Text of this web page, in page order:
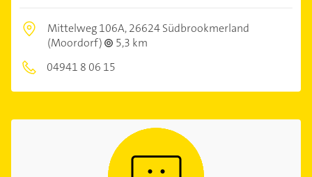
Mittelweg 106A,26624 Südbrookmerland
(Moordorf)
5,3 km
04941 8 06 15